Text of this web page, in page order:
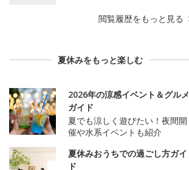
閲覧履歴をもっと見る
夏休みをもっと楽しむ
2026年の涼感イベント＆グルメ
ガイド
夏でも涼しく遊びたい！夜間開
催や水系イベントも紹介
夏休みおうちでの過ごし方ガイ
ド